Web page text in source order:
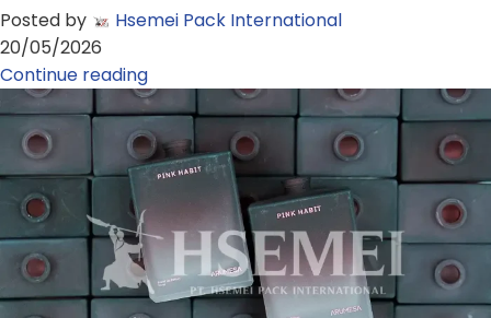
Posted by
Hsemei Pack International
20/05/2026
Continue reading